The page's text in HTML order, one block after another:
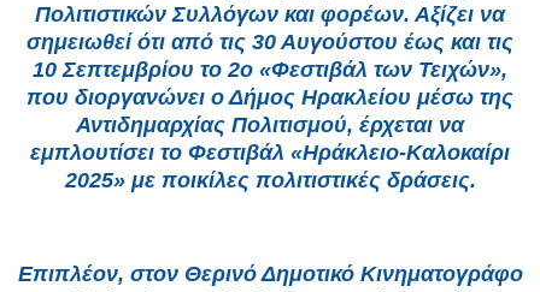
Πολιτιστικών Συλλόγων και φορέων. Αξίζει να
σημειωθεί ότι από τις 30 Αυγούστου έως και τις
10 Σεπτεμβρίου το 2ο «Φεστιβάλ των Τειχών»,
που διοργανώνει ο Δήμος Ηρακλείου μέσω της
Αντιδημαρχίας Πολιτισμού, έρχεται να
εμπλουτίσει το Φεστιβάλ «Ηράκλειο-Καλοκαίρι
2025» με ποικίλες πολιτιστικές δράσεις.
Επιπλέον, στον Θερινό Δημοτικό Κινηματογράφο